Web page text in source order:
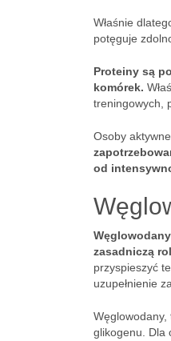
Właśnie
potęguje
Proteiny są
komórek.
treningowych,
Osoby
od
zasadniczą
przyspieszyć
uzupełnienie
Węglowodany,
glikogenu. Dla